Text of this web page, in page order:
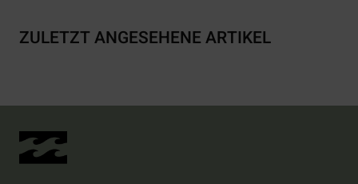
ZULETZT ANGESEHENE ARTIKEL